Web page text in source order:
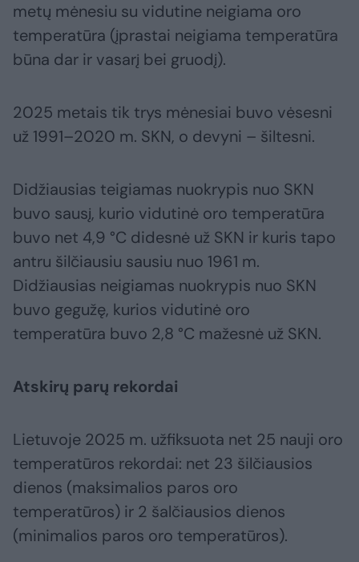
metų mėnesiu su vidutine neigiama oro
temperatūra (įprastai neigiama temperatūra
būna dar ir vasarį bei gruodį).
2025 metais tik trys mėnesiai buvo vėsesni
už 1991–2020 m. SKN, o devyni – šiltesni.
Didžiausias teigiamas nuokrypis nuo SKN
buvo sausį, kurio vidutinė oro temperatūra
buvo net 4,9 °C didesnė už SKN ir kuris tapo
antru šilčiausiu sausiu nuo 1961 m.
Didžiausias neigiamas nuokrypis nuo SKN
buvo gegužę, kurios vidutinė oro
temperatūra buvo 2,8 °C mažesnė už SKN.
Atskirų parų rekordai
Lietuvoje 2025 m. užfiksuota net 25 nauji oro
temperatūros rekordai: net 23 šilčiausios
dienos (maksimalios paros oro
temperatūros) ir 2 šalčiausios dienos
(minimalios paros oro temperatūros).